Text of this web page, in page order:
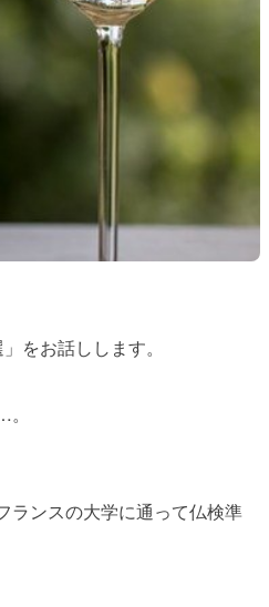
をお話しします。
ランスの大学に通って仏検準